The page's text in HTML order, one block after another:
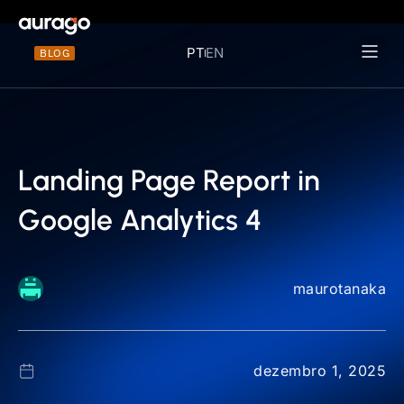
BLOG PTEN
Landing Page Report in
Google Analytics 4
maurotanaka
dezembro 1, 2025